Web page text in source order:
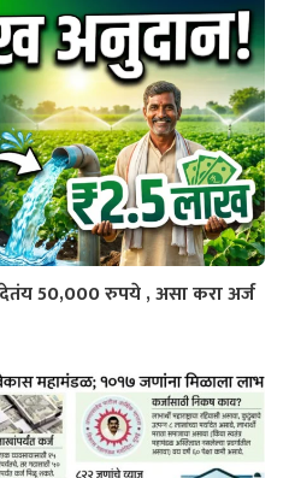
50,000 रुपये , असा करा अर्ज